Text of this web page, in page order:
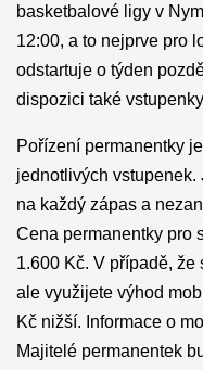
basketbalové ligy v
12:00, a to nejprve pro
odstartuje o týden
dispozici také
Pořízení permanentky
jednotlivých
na každý zápas a
Cena permanentky pro
1.600 Kč. V případě, že
ale využijete výhod
Kč nižší. Informace o
Majitelé permanentek